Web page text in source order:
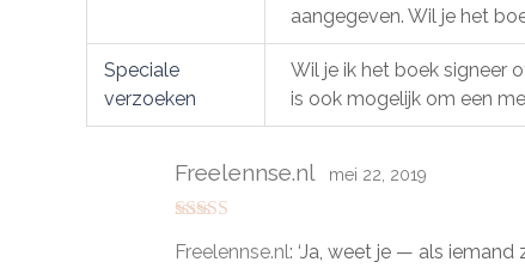
aangegeven. Wil je het
Speciale
verzoeken
Wil je ik het boek signeer
is ook mogelijk om een
5uit 5
Freelennse.nl mei 22, 2019
Freelennse.nl: ‘Ja, weet je — als